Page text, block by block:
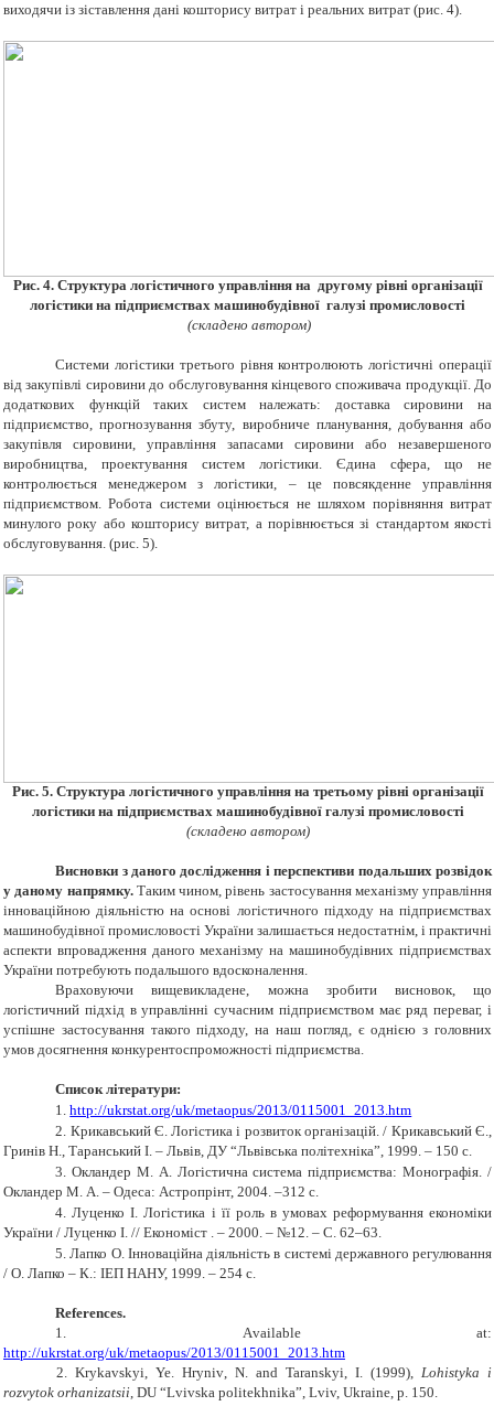
виходячи із зіставлення дані кошторису витрат і реальних витрат (рис. 4).
Рис. 4. Структура логістичного управління на другому рівні організації
логістики на підприємствах машинобудівної галузі промисловості
(складено автором)
Системи логістики третього рівня контролюють логістичні операції
від закупівлі сировини до обслуговування кінцевого споживача продукції. До
додаткових функцій таких систем належать: доставка сировини на
підприємство, прогнозування збуту, виробниче планування, добування або
закупівля сировини, управління запасами сировини або незавершеного
виробництва, проектування систем логістики. Єдина сфера, що не
контролюється менеджером з логістики, – це повсякденне управління
підприємством. Робота системи оцінюється не шляхом порівняння витрат
минулого року або кошторису витрат, а порівнюється зі стандартом якості
обслуговування. (рис. 5).
Рис. 5. Структура логістичного управління на третьому рівні організації
логістики на підприємствах машинобудівної галузі промисловості
(складено автором)
Висновки з даного дослідження і перспективи подальших розвідок
у даному напрямку.Таким чином, рівень застосування механізму управління
інноваційною діяльністю на основі логістичного підходу на підприємствах
машинобудівної промисловості України залишається недостатнім, і практичні
аспекти впровадження даного механізму на машинобудівних підприємствах
України потребують подальшого вдосконалення.
Враховуючи вищевикладене, можна зробити висновок, що
логістичний підхід в управлінні сучасним підприємством має ряд переваг, і
успішне застосування такого підходу, на наш погляд, є однією з головних
умов досягнення конкурентоспроможності підприємства.
Список літератури:
1. http://ukrstat.org/uk/metaopus/2013/0115001_2013.htm
2. Крикавський Є. Логістика і розвиток організацій. / Крикавський Є.,
Гринів Н., Таранський І. – Львів, ДУ “Львівська політехніка”, 1999. – 150 с.
3. Окландер М. А. Логістична система підприємства: Монографія. /
Окландер М. А. – Одеса: Астропрінт, 2004. –312 с.
4. Луценко І. Логістика і її роль в умовах реформування економіки
України / Луценко І. // Економіст . – 2000. – №12. – С. 62–63.
5. Лапко О. Інноваційна діяльність в системі державного регулювання
/ О. Лапко – К.: ІЕП НАНУ, 1999. – 254 с.
References.
1. Available at:
http://ukrstat.org/uk/metaopus/2013/0115001_2013.htm
2. Krykavskyi, Ye. Hryniv, N. and Taranskyi, I. (1999), Lohistyka i
rozvytok orhanizatsii, DU “Lvivska politekhnika”, Lviv, Ukraine, p. 150.